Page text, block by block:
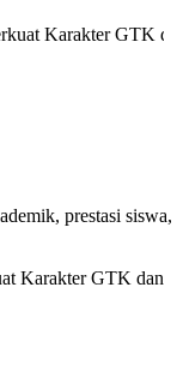
Karakter GTK
prestasi siswa,